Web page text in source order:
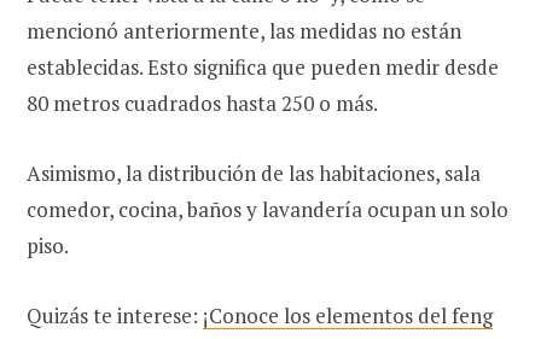
mencionó anteriormente, las medidas no están
establecidas. Esto significa que pueden medir desde
80 metros cuadrados hasta 250 o más.
Asimismo, la distribución de las habitaciones, sala
comedor, cocina, baños y lavandería ocupan un solo
piso.
Quizás te interese: ¡Conoce los elementos del feng